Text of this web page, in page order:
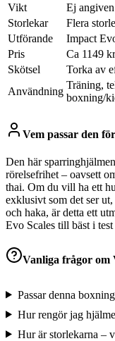
Vikt
Ej
Storlekar
Flera
Utförande
Impact
Pris
Ca 1149 kr
Skötsel
Torka av
Användning
Träning,
boxning/
Vem passar den
Den här
rörelsefrihet – oavsett
thai. Om du vill ha ett
exklusivt som det ser
och haka, är detta ett
Evo Scales till bäst i
Vanliga frågor om
Passar denna
Hur rengör jag
Hur är storlekarna –